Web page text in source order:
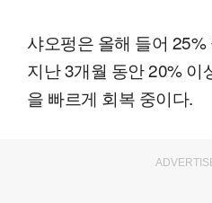
샤오펑은 올해 들어
지난 3개월 동안 20% 이
을 빠르게 회복 중이다.